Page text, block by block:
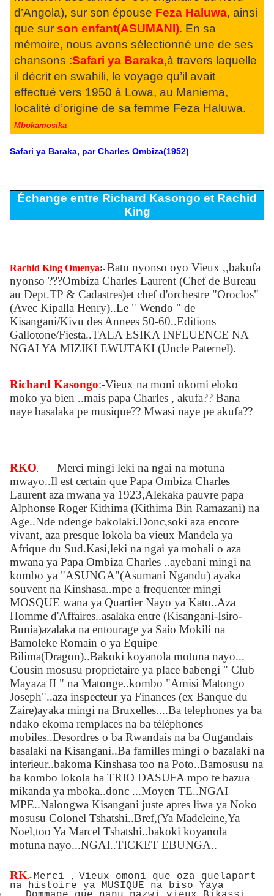
d’Angola), sur son épouse Feza Haluwa, ainsi
que sur son enfant(ASUMANI). En sa
mémoire, nous avons sélectionné une de ses
chansons :Safari ya Baraka,à travers laquelle
il décrit en swahili, le voyage qu’il avait
effectué vers 1950 à Lowa, au Maniema,
localité d’origine de sa femme Feza Haluwa.
Mbokamosika
Safari ya Baraka, par Charles Ombiza(1952)
Échange entre Richard Kasongo et Rachid
King
Rachid King Omenya:- Batu nyonso oyo Vieux ,,bakufa
nyonso ???Ombiza Charles Laurent (Chef de Bureau
au Dept.TP & Cadastres)et chef d'orchestre "Oroclos"
(Avec Kipalla Henry)..Le " Wendo " de
Kisangani/Kivu des Annees 50-60..Editions
Gallotone/Fiesta..TALA ESIKA INFLUENCE NA
NGAI YA MIZIKI EWUTAKI (Uncle Paternel).
Richard Kasongo:-Vieux na moni okomi eloko
moko ya bien ..mais papa Charles , akufa?? Bana
naye basalaka pe musique?? Mwasi naye pe akufa??
RKO:-·
Merci mingi leki na ngai na motuna
mwayo..Il est certain que Papa Ombiza Charles
Laurent aza mwana ya 1923,Alekaka pauvre papa
Alphonse Roger Kithima (Kithima Bin Ramazani) na
Age..Nde ndenge bakolaki.Donc,soki aza encore
vivant, aza presque lokola ba vieux Mandela ya
Afrique du Sud.Kasi,leki na ngai ya mobali o aza
mwana ya Papa Ombiza Charles ..ayebani mingi na
kombo ya "ASUNGA"(Asumani Ngandu) ayaka
souvent na Kinshasa..mpe a frequenter mingi
MOSQUE wana ya Quartier Nayo ya Kato..Aza
Homme d'Affaires..asalaka entre (Kisangani-Isiro-
Bunia)azalaka na entourage ya Saio Mokili na
Bamoleke Romain o ya Equipe
Bilima(Dragon)..Bakoki koyanola motuna nayo...
Cousin mosusu proprietaire ya place babengi " Club
Mayaza II " na Matonge..kombo "Amisi Matongo
Joseph"..aza inspecteur ya Finances (ex Banque du
Zaire)ayaka mingi na Bruxelles....Ba telephones ya ba
ndako ekoma remplaces na ba téléphones
mobiles..Desordres o ba Rwandais na ba Ougandais
basalaki na Kisangani..Ba familles mingi o bazalaki na
interieur..bakoma Kinshasa too na Poto..Bamosusu na
ba kombo lokola ba TRIO DASUFA mpo te bazua
mikanda ya mboka..donc ...Moyen TE..NGAI
MPE..Nalongwa Kisangani juste apres liwa ya Noko
mosusu Colonel Tshatshi..Bref,(Ya Madeleine,Ya
Noel,too Ya Marcel Tshatshi..bakoki koyanola
motuna nayo...NGAI..TICKET EBUNGA..
RK:- Merci , Vieux omoni que oza quelapart
na histoire ya MUSIQUE na biso Yaya